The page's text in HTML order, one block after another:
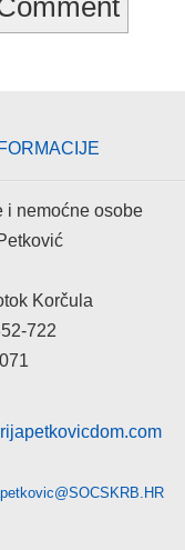
i nemoćne osobe
Korčula
722